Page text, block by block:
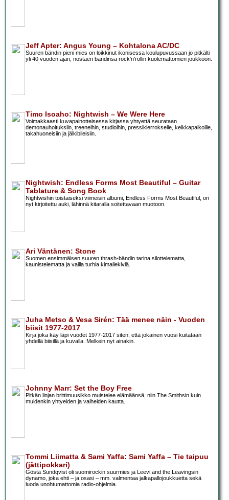
Jeff Apter: Angus Young – Kohtalona AC/DC
Suuren bändin pieni mies on loikkinut ikonisessa koulupuvussaan jo pitkälti
yli 40 vuoden ajan, nostaen bändinsä rock'n'rollin kuolemattomien joukkoon.
Timo Isoaho: Nightwish – We Were Here
Voimakkaasti kuvapainotteisessa kirjassa yhtyettä seurataan
demonauhoituksiin, treeneihin, studioihin, pressikierrokselle, keikkapaikoille,
takahuoneisiin ja jälkibileisiin.
Nightwish: Endless Forms Most Beautiful – Guitar
Tablature & Song Book
Nightwishin toistaiseksi viimeisin albumi, Endless Forms Most Beautiful, on
nyt kirjoitettu auki, lähinnä kitaralla soitettavaan muotoon.
Ari Väntänen: Stone
Suomen ensimmäisen suuren thrash-bändin tarina silottelematta,
kaunistelematta ja vailla turhia kimallekiviä.
Juha Metso & Vesa Sirén: Tää menee näin - Vuoden
biisit 1977-2017
Kirja joka käy läpi vuodet 1977-2017 siten, että jokainen vuosi kuitataan
yhdellä biisillä ja kuvalla. Melkein nyt ainakin.
Johnny Marr: Set the Boy Free
Pitkän linjan brittimuusikko muistelee elämäänsä, niin The Smithsin kuin
muidenkin yhtyeiden ja vaiheiden kautta.
Tommi Liimatta & Sami Yaffa: Sami Yaffa – Tie taipuu
(jättipokkari)
Göstä Sundqvist oli suomirockin suurmies ja Leevi and the Leavingsin
dynamo, joka ehti – ja osasi – mm. valmentaa jalkapallojoukkuetta sekä
luoda unohtumattomia radio-ohjelmia.